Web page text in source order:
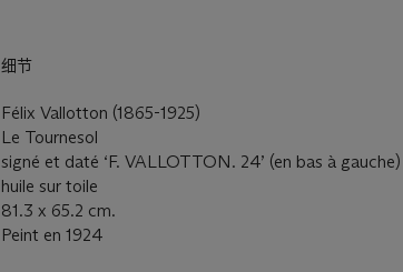
细节
Félix Vallotton (1865-1925)
Le Tournesol
signé et daté ‘F. VALLOTTON. 24’ (en bas à gauche)
huile sur toile
81.3 x 65.2 cm.
Peint en 1924